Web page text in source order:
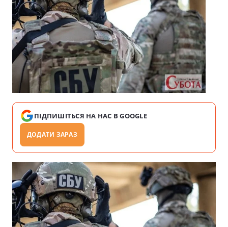
ПІДПИШІТЬСЯ НА НАС В GOOGLE
ДОДАТИ ЗАРАЗ